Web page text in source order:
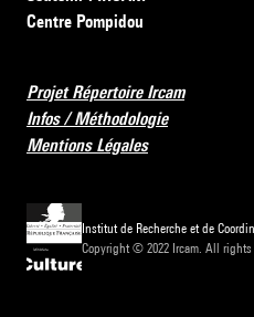
Centre Pompidou
Projet Répertoire Ircam
Infos / Méthodologie
Mentions Légales
Institut de Recherche et de
Copyright © 2022 Ircam. All rights